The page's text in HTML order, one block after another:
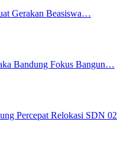
Gerakan Beasiswa…
Bandung Fokus Bangun…
Percepat Relokasi SDN